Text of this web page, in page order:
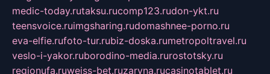
medic-today.rutaksu.rucomp123.rudon-ykt.ru
teensvoice.ruimgsharing.rudomashnee-porno.ru
eva-elfie.rufoto-tur.rubiz-doska.rumetropoltravel.ru
veslo-i-yakor.ruborodino-media.rurostotsky.ru
regionufa.ruweiss-bet.ruzaryna.rucasinotablet.ru